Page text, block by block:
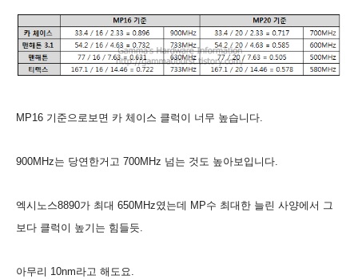
M P16 기준으로보면 카 체이스 클럭이 너무 높습니다.
900MHz는 당연한거고 700MHz 넘는 것도 높아보입니다.
엑시노스8890가 최대 650MHz였는데 MP수 최대한 늘린 사양에서 그
보다 클럭이 높기는 힘들듯.
아무리 10nm라고 해도요.